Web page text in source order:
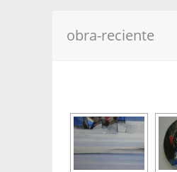
obra-reciente